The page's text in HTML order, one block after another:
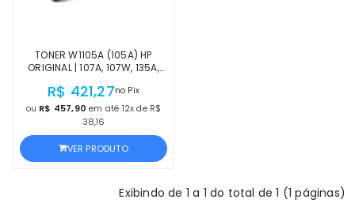
TONER W1105A (105A) HP
ORIGINAL | 107A, 107W, 135A,
PRODUTO OFICIAL HP, COM NF E
PROCEDÊNCIA
R$ 421,27no Pix
ou R$ 457,90 em até 12x de R$
38,16
VER PRODUTO
Exibindo de 1 a 1 do total de 1 (1 páginas)